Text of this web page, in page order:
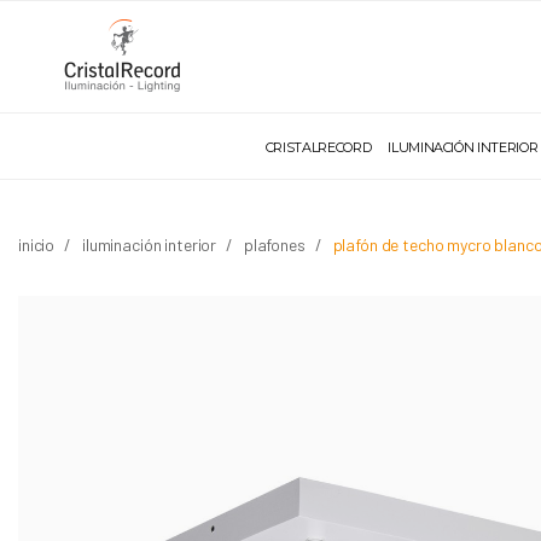
CRISTALRECORD ILUMINACIÓN INTERIOR
inicio iluminación interior plafones plafón de techo mycro